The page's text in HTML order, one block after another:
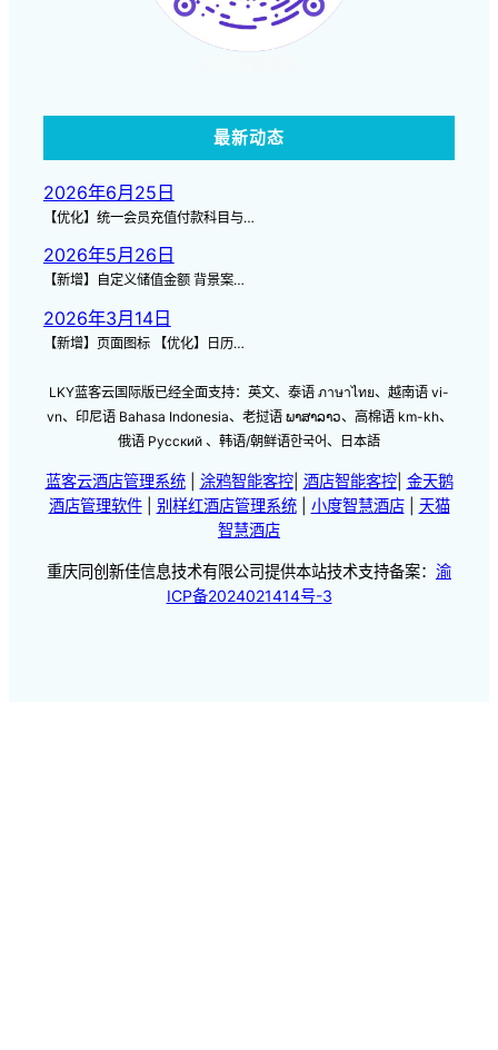
最新动态
2026年6月25日
【优化】统一会员充值付款科目与…
2026年5月26日
【新增】自定义储值金额 背景案…
2026年3月14日
【新增】页面图标 【优化】日历…
LKY蓝客云国际版已经全面支持：英文、泰语 ภาษาไทย、越南语 vi-
vn、印尼语 Bahasa Indonesia、老挝语 ພາສາລາວ、高棉语 km-kh、
俄语 Русский 、韩语/朝鲜语한국어、日本語
蓝客云酒店管理系统| 涂鸦智能客控| 酒店智能客控| 金天鹅
酒店管理软件| 别样红酒店管理系统| 小度智慧酒店| 天猫
智慧酒店
重庆同创新佳信息技术有限公司提供本站技术支持备案： 渝
ICP备2024021414号-3